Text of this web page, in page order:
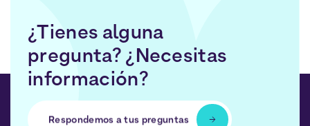
¿Tienes alguna
pregunta? ¿Necesitas
información?
Respondemos a tus preguntas